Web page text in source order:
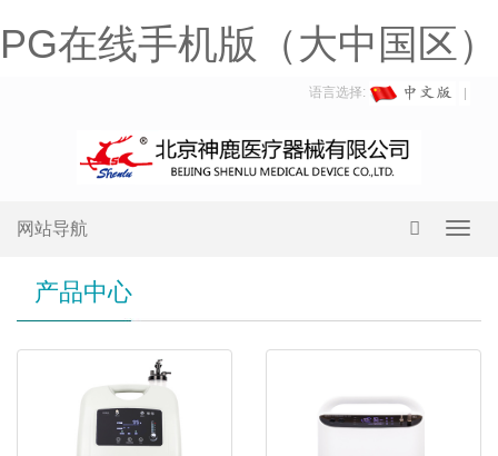
PG在线手机版（大中国区）
语言选择:
网站导航
产品中心